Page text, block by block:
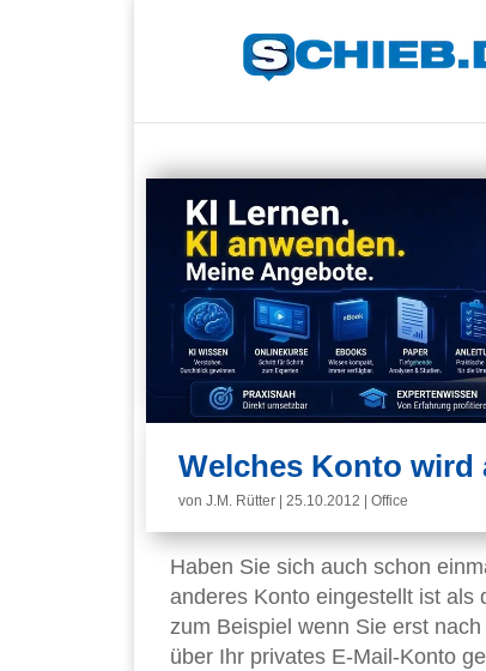
Welches Konto
von J.M. Rütter 25.10.2012 Office
Haben Sie sich auch schon
anderes Konto eingestellt ist als
zum Beispiel wenn Sie erst
über Ihr privates E-Mail-Konto